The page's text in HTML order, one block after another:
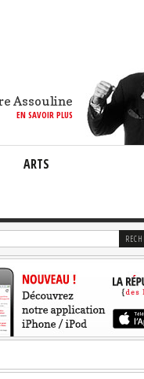
Assouline
EN SAVOIR PLUS
ARTS